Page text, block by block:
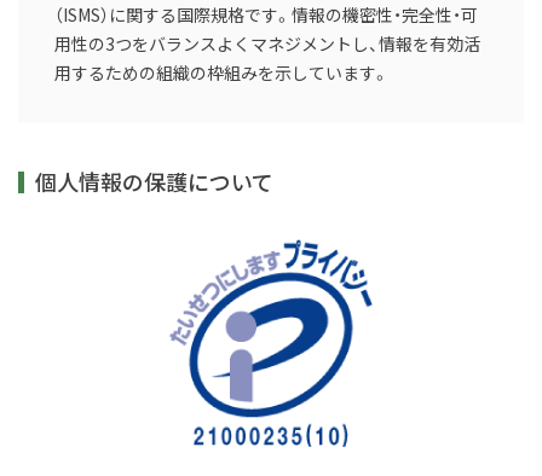
（ISMS）に関する国際規格です。情報の機密性・完全性・可
用性の3つをバランスよくマネジメントし、情報を有効活
用するための組織の枠組みを示しています。
個人情報の保護について